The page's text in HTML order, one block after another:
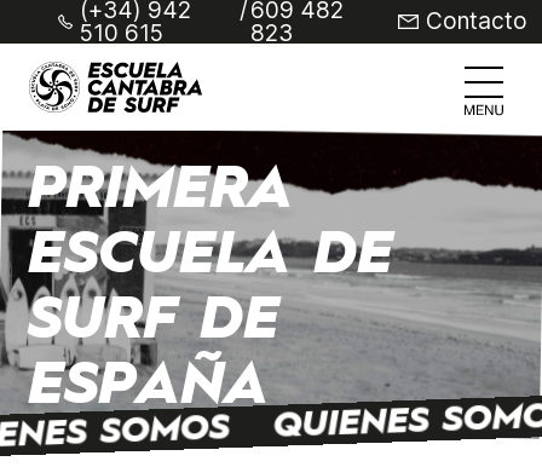
(+34) 942
510 615
/609 482
823 Contacto
PRIMERA
ESCUELA DE
SURF DE
ESPAÑA
SOMOS QUIENES